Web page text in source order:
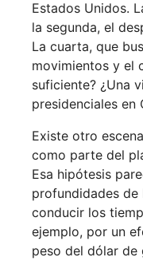
Estados Unidos.
la segunda, el
La cuarta, que
movimientos y el
suficiente? ¿Una
presidenciales en
Existe otro
como parte del
Esa hipótesis
profundidades
conducir los
ejemplo, por un
peso del dólar de